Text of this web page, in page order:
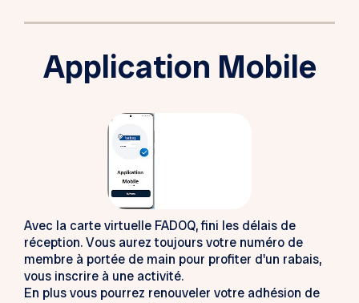
Application Mobile
Avec la carte virtuelle FADOQ, fini les délais de
réception. Vous aurez toujours votre numéro de
membre à portée de main pour profiter d'un rabais,
vous inscrire à une activité.
En plus vous pourrez renouveler votre adhésion de